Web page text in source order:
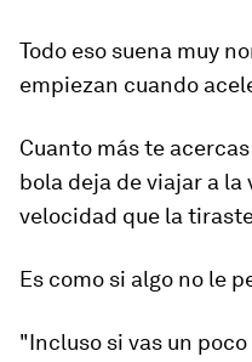
Todo eso suena muy
empiezan cuando
Cuanto más te
bola deja de viajar a
velocidad que la
Es como si algo no le
"Incluso si vas un